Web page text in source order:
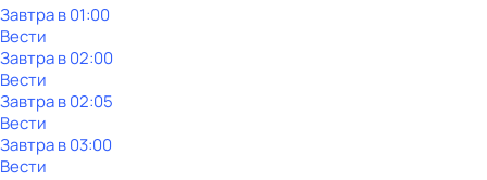
Завтра в 01:00
Вести
Завтра в 02:00
Вести
Завтра в 02:05
Вести
Завтра в 03:00
Вести